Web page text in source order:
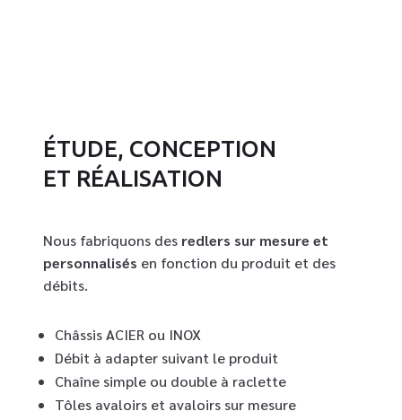
ÉTUDE, CONCEPTION
ET RÉALISATION
Nous fabriquons des redlers sur mesure et
personnalisés en fonction du produit et des
débits.
Châssis ACIER ou INOX
Débit à adapter suivant le produit
Chaîne simple ou double à raclette
Tôles avaloirs et avaloirs sur mesure